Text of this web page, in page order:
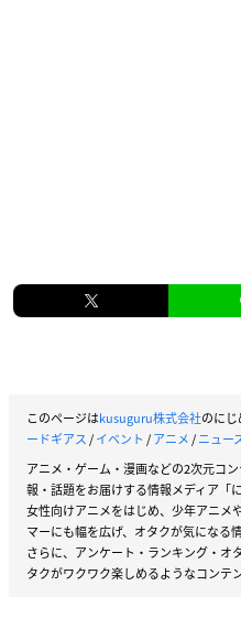
このページはkusuguru株式会社のにじ
ードギアス/イベント /アニメ/ニュー
アニメ・ゲーム・漫画などの2次元コ
報・話題をお届けする情報メディア「
女性向けアニメをはじめ、少年アニメ
マーにも幅を広げ、オタクが気になる
さらに、アンケート・ランキング・オ
タクがワクワク楽しめるようなコンテ